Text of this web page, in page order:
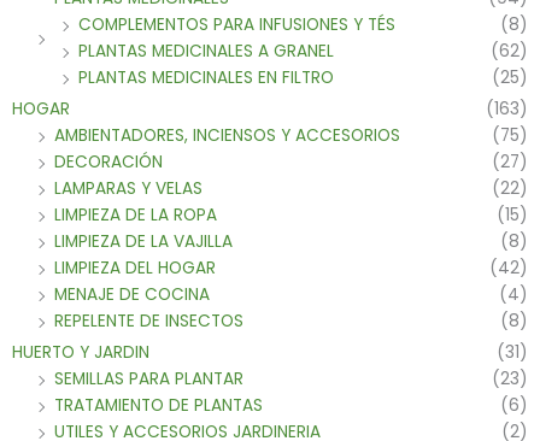
COMPLEMENTOS PARA INFUSIONES Y TÉS
(8)
PLANTAS MEDICINALES A GRANEL
(62)
PLANTAS MEDICINALES EN FILTRO
(25)
HOGAR
(163)
AMBIENTADORES, INCIENSOS Y ACCESORIOS
(75)
DECORACIÓN
(27)
LAMPARAS Y VELAS
(22)
LIMPIEZA DE LA ROPA
(15)
LIMPIEZA DE LA VAJILLA
(8)
LIMPIEZA DEL HOGAR
(42)
MENAJE DE COCINA
(4)
REPELENTE DE INSECTOS
(8)
HUERTO Y JARDIN
(31)
SEMILLAS PARA PLANTAR
(23)
TRATAMIENTO DE PLANTAS
(6)
UTILES Y ACCESORIOS JARDINERIA
(2)